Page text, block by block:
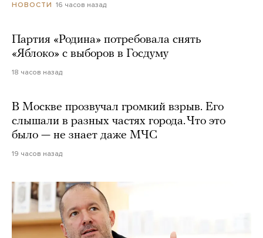
НОВОСТИ 16 часов назад
Партия «Родина» потребовала снять
«Яблоко» с выборов в Госдуму
18 часов назад
В Москве прозвучал громкий взрыв. Его
слышали в разных частях города. Что это
было — не знает даже МЧС
19 часов назад